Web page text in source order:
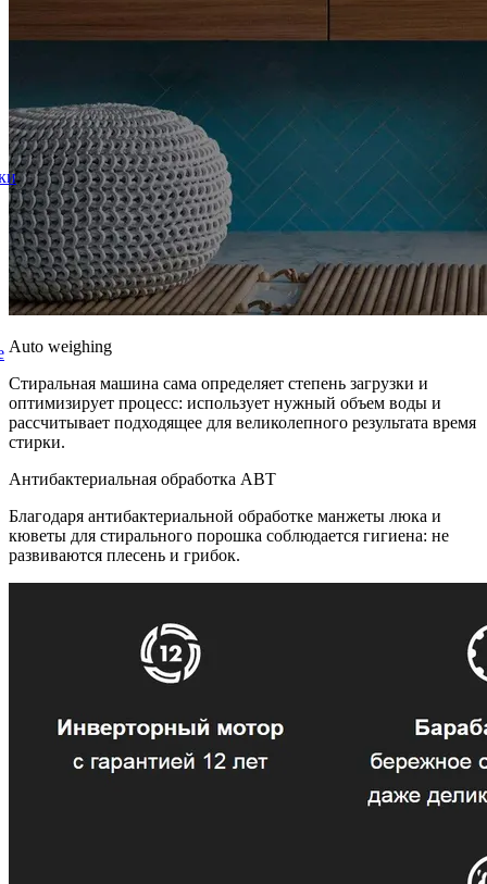
Auto weighing
Стиральная машина сама определяет степень загрузки и
оптимизирует процесс: использует нужный объем воды и
рассчитывает подходящее для великолепного результата время
стирки.
Антибактериальная обработка ABT
Благодаря антибактериальной обработке манжеты люка и
кюветы для стирального порошка соблюдается гигиена: не
развиваются плесень и грибок.